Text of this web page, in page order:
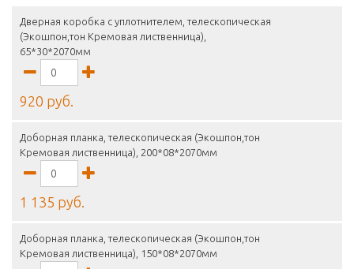
Дверная коробка с уплотнителем, телескопическая
(Экошпон,тон Кремовая лиственница),
65*30*2070мм
920 руб.
Доборная планка, телескопическая (Экошпон,тон
Кремовая лиственница), 200*08*2070мм
1 135 руб.
Доборная планка, телескопическая (Экошпон,тон
Кремовая лиственница), 150*08*2070мм